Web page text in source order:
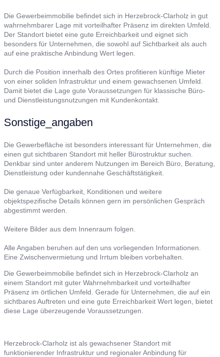
Die Gewerbeimmobilie befindet sich in Herzebrock-Clarholz in gut
wahrnehmbarer Lage mit vorteilhafter Präsenz im direkten Umfeld.
Der Standort bietet eine gute Erreichbarkeit und eignet sich
besonders für Unternehmen, die sowohl auf Sichtbarkeit als auch
auf eine praktische Anbindung Wert legen.
Durch die Position innerhalb des Ortes profitieren künftige Mieter
von einer soliden Infrastruktur und einem gewachsenen Umfeld.
Damit bietet die Lage gute Voraussetzungen für klassische Büro-
und Dienstleistungsnutzungen mit Kundenkontakt.
Sonstige_angaben
Die Gewerbefläche ist besonders interessant für Unternehmen, die
einen gut sichtbaren Standort mit heller Bürostruktur suchen.
Denkbar sind unter anderem Nutzungen im Bereich Büro, Beratung,
Dienstleistung oder kundennahe Geschäftstätigkeit.
Die genaue Verfügbarkeit, Konditionen und weitere
objektspezifische Details können gern im persönlichen Gespräch
abgestimmt werden.
Weitere Bilder aus dem Innenraum folgen.
Alle Angaben beruhen auf den uns vorliegenden Informationen.
Eine Zwischenvermietung und Irrtum bleiben vorbehalten.
Die Gewerbeimmobilie befindet sich in Herzebrock-Clarholz an
einem Standort mit guter Wahrnehmbarkeit und vorteilhafter
Präsenz im örtlichen Umfeld. Gerade für Unternehmen, die auf ein
sichtbares Auftreten und eine gute Erreichbarkeit Wert legen, bietet
diese Lage überzeugende Voraussetzungen.
Herzebrock-Clarholz ist als gewachsener Standort mit
funktionierender Infrastruktur und regionaler Anbindung für